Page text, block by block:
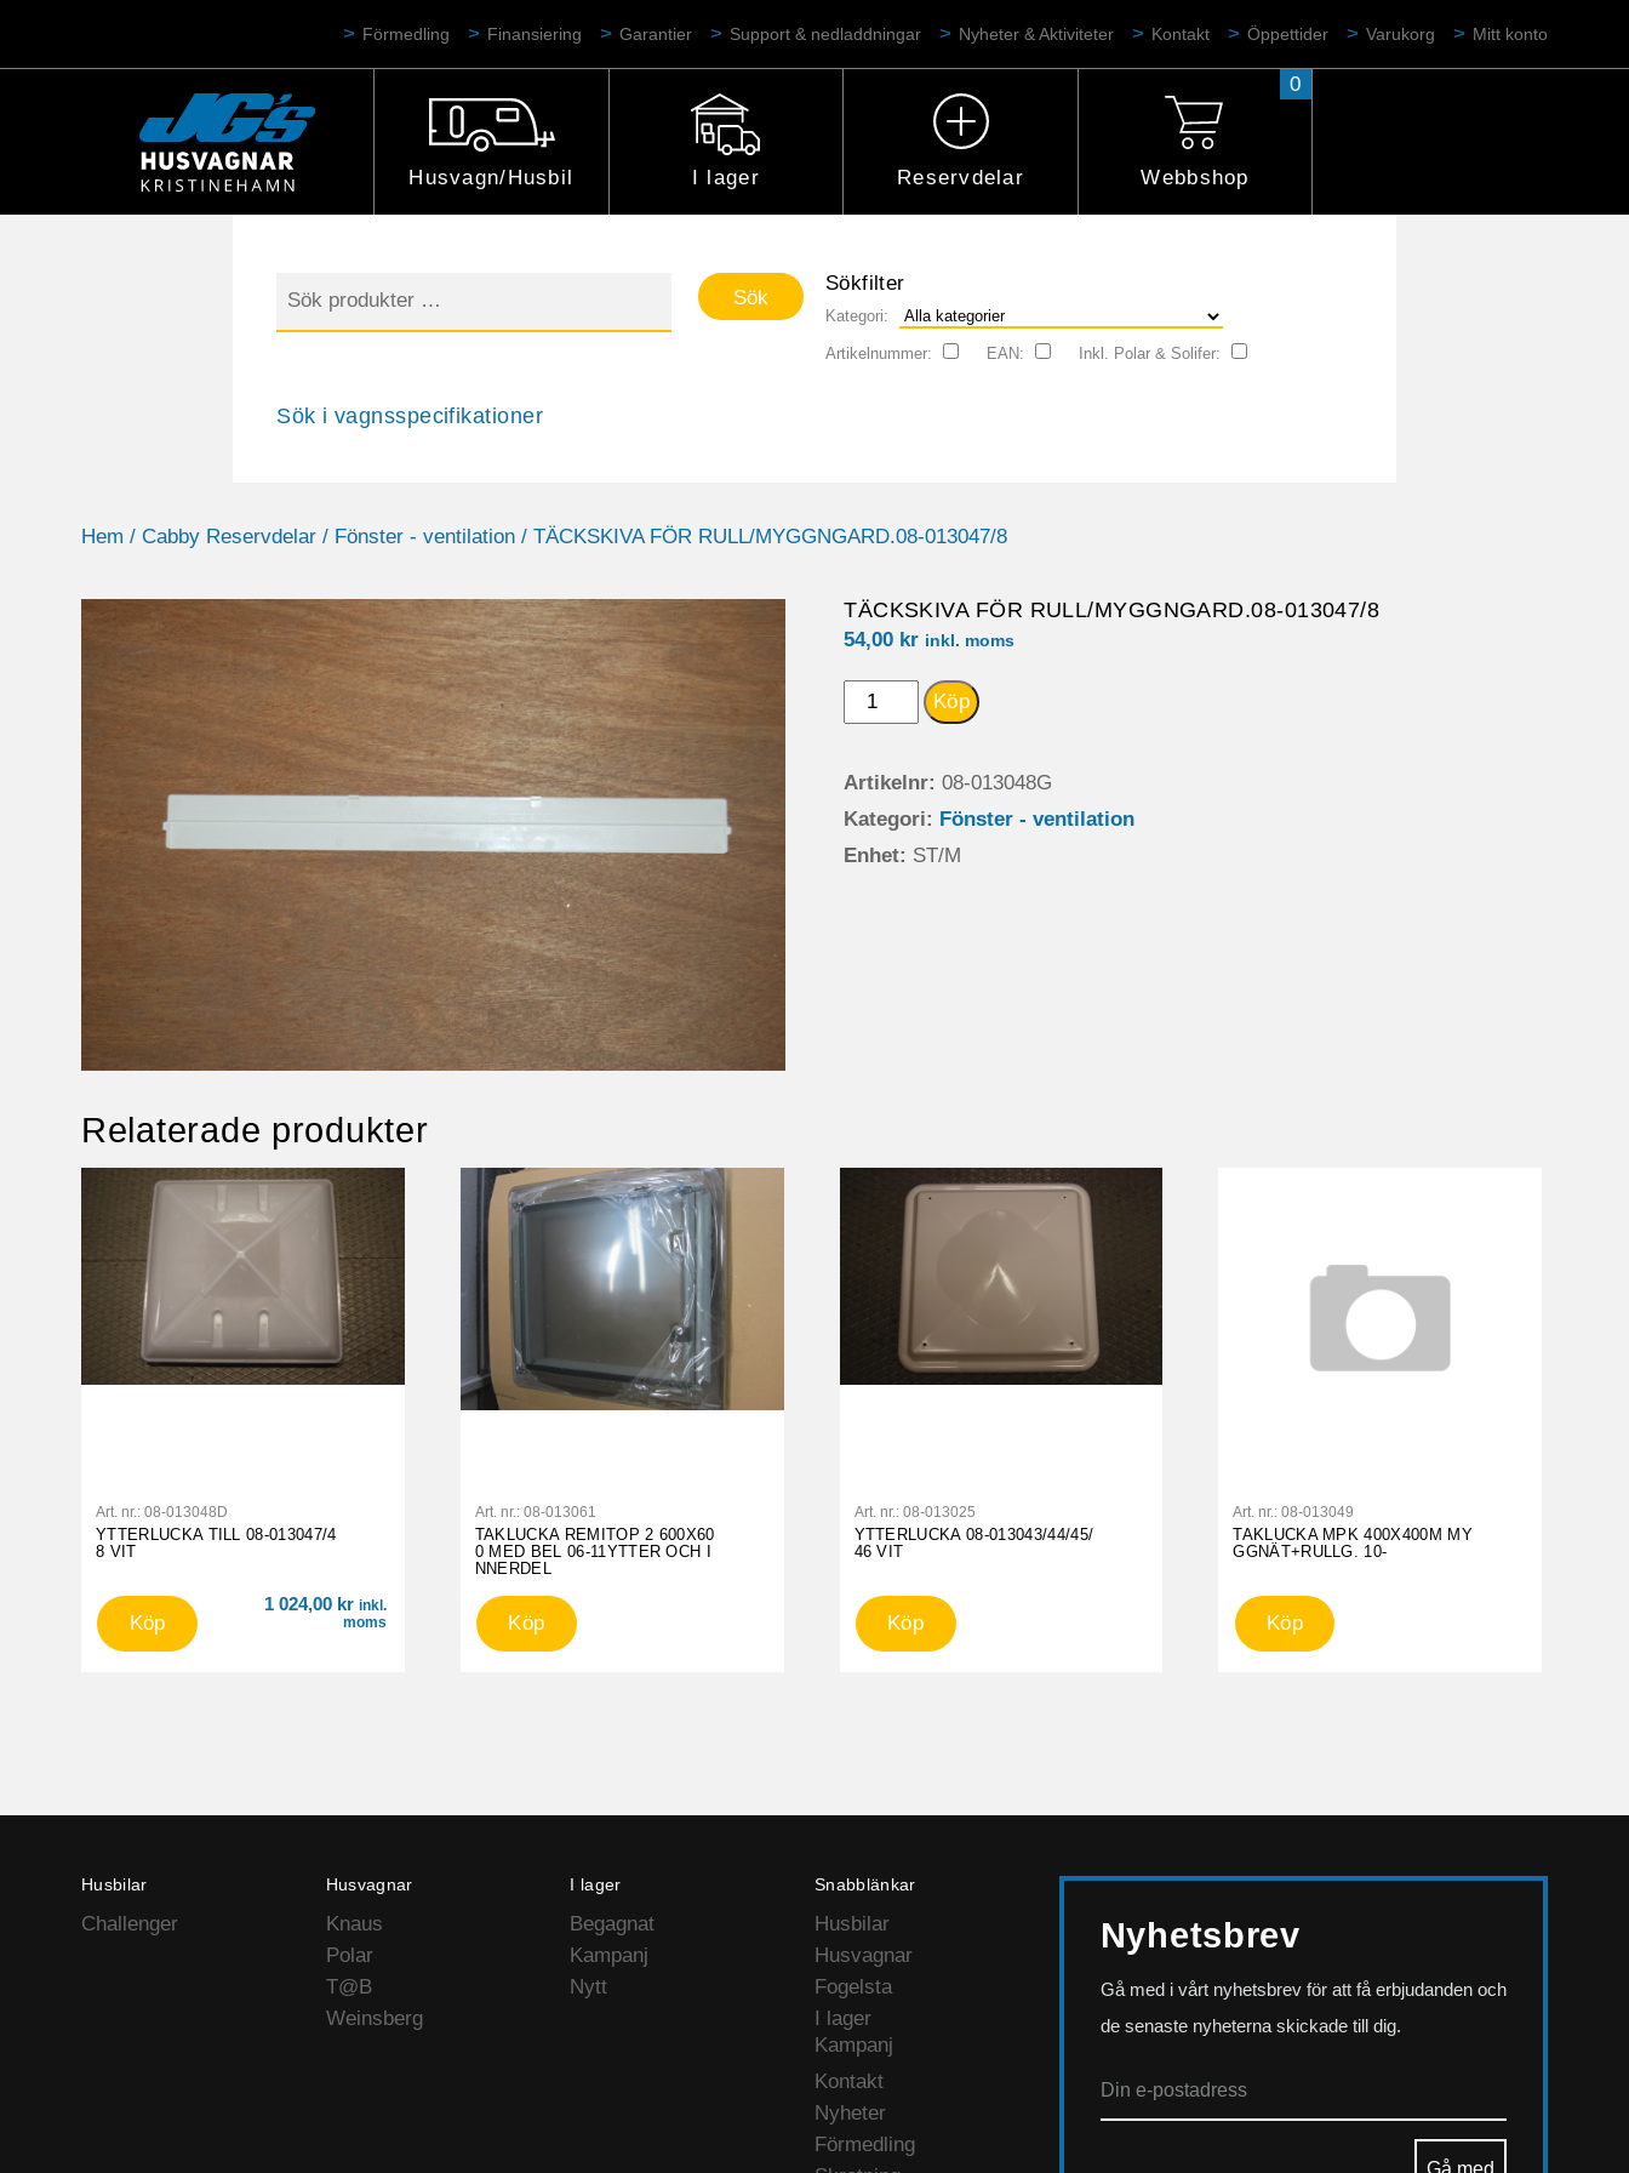
Förmedling Finansiering Garantier Support & nedladdningar Nyheter & Aktiviteter Kontakt Öppettider Varukorg Mitt konto
Husvagn/Husbil I lager Reservdelar Webbshop
0
efter:
Sökfilter
Kategori:
Artikelnummer: EAN: Inkl. Polar & Solifer:
Sök i vagnsspecifikationer
Hem / Cabby Reservdelar / Fönster - ventilation / TÄCKSKIVA FÖR RULL/MYGGNGARD.08-013047/8
TÄCKSKIVA FÖR RULL/MYGGNGARD.08-013047/8
54,00 kr inkl. moms
TÄCKSKIVA
RULL/MYGGNGARD.08-
013047/8
mängd
Köp
Artikelnr:08-013048G
Kategori: Fönster - ventilation
Enhet: ST/M
Relaterade produkter
Art. nr.: 08-013048D
YTTERLUCKA TILL 08-013047/4
8 VIT
1 024,00 kr inkl.
moms
Köp
Art. nr.: 08-013061
TAKLUCKA REMITOP 2 600X60
0 MED BEL 06-11YTTER OCH I
NNERDEL
Köp
Art. nr.: 08-013025
YTTERLUCKA 08-013043/44/45/
46 VIT
Köp
Art. nr.:08-013049
TAKLUCKA MPK 400X400M MY
GGNÄT+RULLG. 10-
Köp
Husbilar
Challenger
Husvagnar
Knaus
Polar
T@B
Weinsberg
I lager
Begagnat
Kampanj
Nytt
Snabblänkar
Husbilar
Husvagnar
Fogelsta
I lager
Kampanj
Kontakt
Nyheter
Förmedling
Nyhetsbrev
Gå med i vårt nyhetsbrev för att få erbjudanden och
de senaste nyheterna skickade till dig.